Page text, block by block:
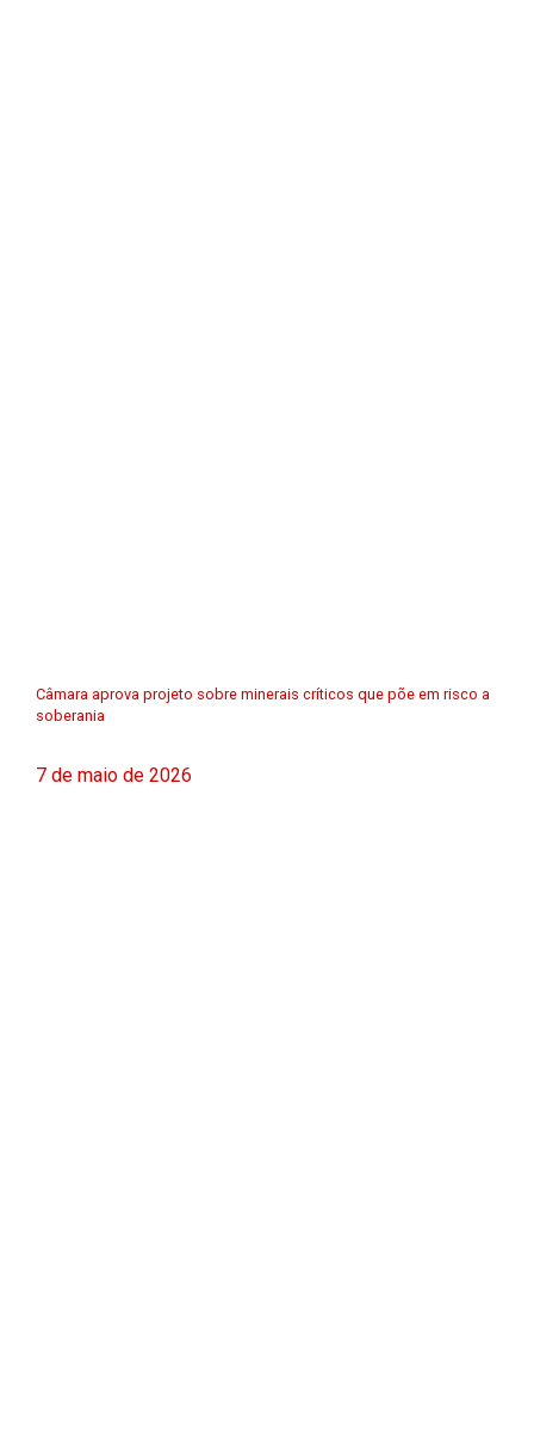
Câmara aprova projeto sobre minerais críticos que põe em risco a
soberania
7 de maio de 2026